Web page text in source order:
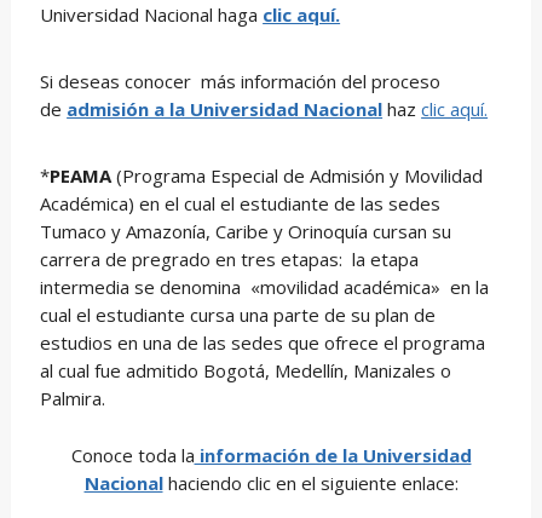
Universidad Nacional haga clic aquí.
Si deseas conocer más información del proceso
de admisión a la Universidad Nacional hazclic aquí.
*PEAMA (Programa Especial de Admisión y Movilidad
Académica) en el cual el estudiante de las sedes
Tumaco y Amazonía, Caribe y Orinoquía cursan su
carrera de pregrado en tres etapas: la etapa
intermedia se denomina «movilidad académica» en la
cual el estudiante cursa una parte de su plan de
estudios en una de las sedes que ofrece el programa
al cual fue admitido Bogotá, Medellín, Manizales o
Palmira.
Conoce toda la información de la Universidad
Nacionalhaciendo clic en el siguiente enlace: